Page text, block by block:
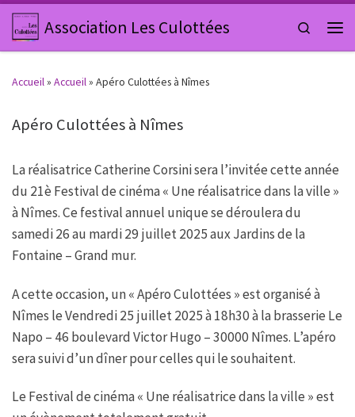
Passer au contenu
Association Les Culottées
Search
Accueil» Accueil» Apéro Culottées à Nîmes
Apéro Culottées à Nîmes
La réalisatrice Catherine Corsini sera l’invitée cette année
du 21è Festival de cinéma « Une réalisatrice dans la ville »
à Nîmes. Ce festival annuel unique se déroulera du
samedi 26 au mardi 29 juillet 2025 aux Jardins de la
Fontaine – Grand mur.
A cette occasion, un « Apéro Culottées » est organisé à
Nîmes le Vendredi 25 juillet 2025 à 18h30 à la brasserie Le
Napo – 46 boulevard Victor Hugo – 30000 Nîmes. L’apéro
sera suivi d’un dîner pour celles qui le souhaitent.
Le Festival de cinéma « Une réalisatrice dans la ville » est